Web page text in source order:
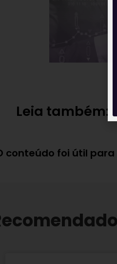
Leia também:
conteúdo foi útil